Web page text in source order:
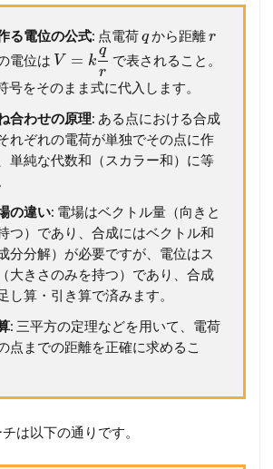
る電位の公式: 点電荷qから距離r
電位は V = k
q
r
で表されること。
号をそのまま式に代入します。
合わせの原理: ある点における合成
れぞれの電荷が単独でその点に作
単純な代数和（スカラー和）に等
の違い: 電場はベクトル量（向きと
つ）であり、合成にはベクトル和
分分解）が必要ですが、電位はス
大きさのみを持つ）であり、合成
し算・引き算で済みます。
: 三平方の定理などを用いて、電荷
点までの距離を正確に求めるこ
は以下の通りです。